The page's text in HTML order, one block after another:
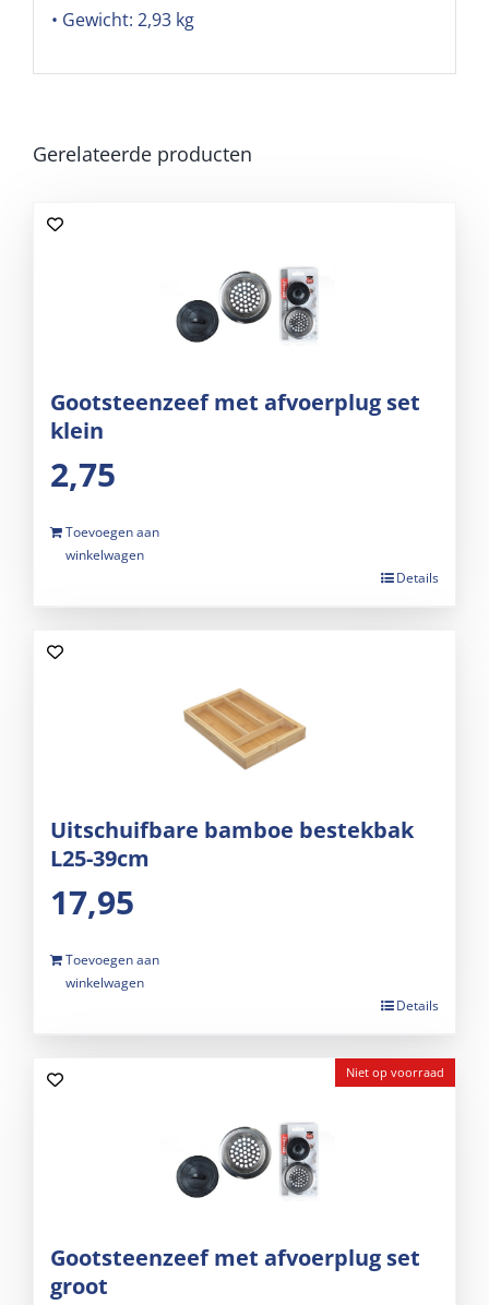
• Gewicht: 2,93 kg
Gerelateerde producten
Gootsteenzeef met afvoerplug set
klein
2,75
Toevoegen aan
winkelwagen
Details
Uitschuifbare bamboe bestekbak
L25-39cm
17,95
Toevoegen aan
winkelwagen
Details
Niet op voorraad
Gootsteenzeef met afvoerplug set
groot